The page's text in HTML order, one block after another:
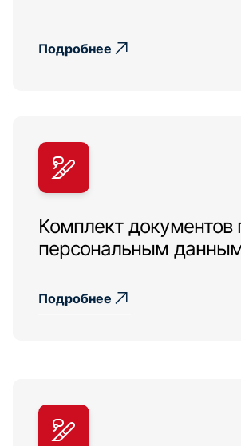
Подробнее
Комплект документов
персональным
Подробнее